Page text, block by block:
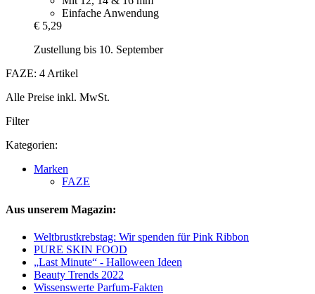
Einfache Anwendung
€ 5,29
Zustellung bis 10. September
FAZE: 4 Artikel
Alle Preise inkl. MwSt.
Filter
Kategorien:
Marken
FAZE
Aus unserem Magazin:
Weltbrustkrebstag: Wir spenden für Pink Ribbon
PURE SKIN FOOD
„Last Minute“ - Halloween Ideen
Beauty Trends 2022
Wissenswerte Parfum-Fakten